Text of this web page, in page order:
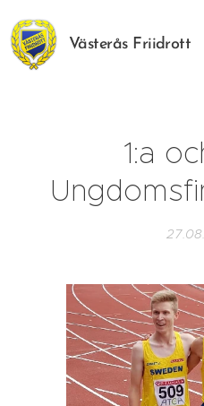
Västerås Friidrott
1:a